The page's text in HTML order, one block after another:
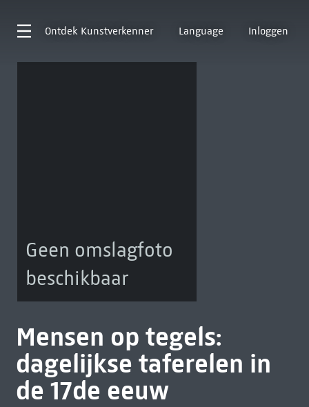
Ontdek Kunstverkenner Language Inloggen
Geen omslagfoto
beschikbaar
Mensen op tegels:
dagelijkse taferelen in
de 17de eeuw